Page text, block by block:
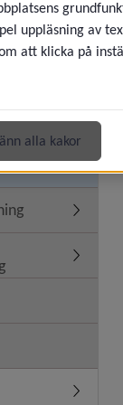
i
uppläsning av
att klicka på
alla kakor